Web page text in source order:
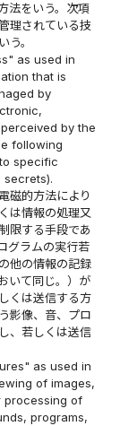
法をいう。次項
理されている技
う。
as used in
that is
by
by the
following
specific
磁的方法により
は情報の処理又
限する手段であ
グラムの実行若
他の情報の記録
いて同じ。）が
くは送信する方
影像、音、プロ
、若しくは送信
as used in
of images,
processing of
programs,